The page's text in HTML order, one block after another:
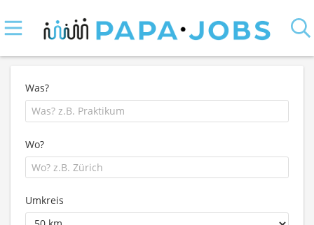
Was?
Wo?
Umkreis